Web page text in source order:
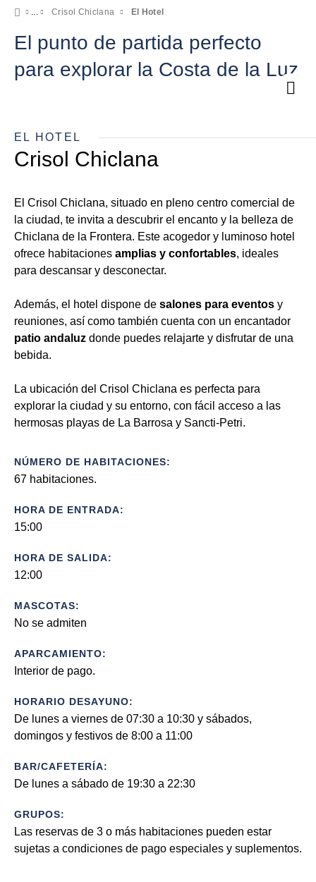
Crisol Chiclana El Hotel
El punto de partida perfecto
para explorar la Costa de la Luz
EL HOTEL
Crisol Chiclana
El Crisol Chiclana, situado en pleno centro comercial de
la ciudad, te invita a descubrir el encanto y la belleza de
Chiclana de la Frontera. Este acogedor y luminoso hotel
ofrece habitaciones amplias y confortables, ideales
para descansar y desconectar.
Además, el hotel dispone de salones para eventos y
reuniones, así como también cuenta con un encantador
patio andaluz donde puedes relajarte y disfrutar de una
bebida.
La ubicación del Crisol Chiclana es perfecta para
explorar la ciudad y su entorno, con fácil acceso a las
hermosas playas de La Barrosa y Sancti-Petri.
NÚMERO DE HABITACIONES:
67 habitaciones.
HORA DE ENTRADA:
15:00
HORA DE SALIDA:
12:00
MASCOTAS:
No se admiten
APARCAMIENTO:
Interior de pago.
HORARIO DESAYUNO:
De lunes a viernes de 07:30 a 10:30 y sábados,
domingos y festivos de 8:00 a 11:00
BAR/CAFETERÍA:
De lunes a sábado de 19:30 a 22:30
GRUPOS:
Las reservas de 3 o más habitaciones pueden estar
sujetas a condiciones de pago especiales y suplementos.